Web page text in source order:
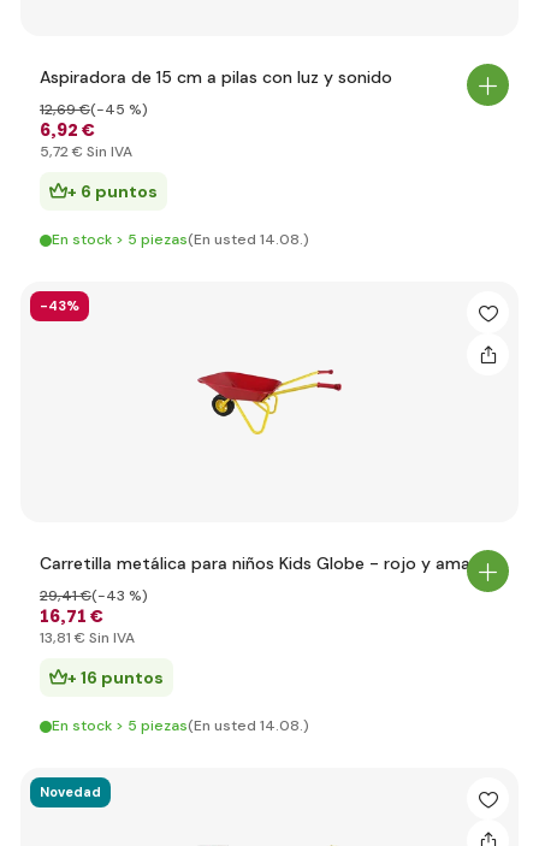
Aspiradora de 15 cm a pilas con luz y sonido
6,92 €
12,69 €(-45 %)
5,72 € Sin IVA
+ 6 puntos
En stock > 5 piezas(En usted 14.08.)
-43%
Carretilla metálica para niños Kids Globe - rojo y amarillo
16,71 €
29,41 €(-43 %)
13,81 € Sin IVA
+ 16 puntos
En stock > 5 piezas(En usted 14.08.)
Novedad